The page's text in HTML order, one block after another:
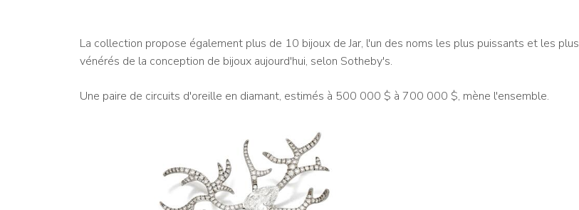
La collection propose également plus de 10 bijoux de Jar, l'un des noms les plus puissants et les plus
vénérés de la conception de bijoux aujourd'hui, selon Sotheby's.
Une paire de circuits d'oreille en diamant, estimés à 500 000 $ à 700 000 $, mène l'ensemble.